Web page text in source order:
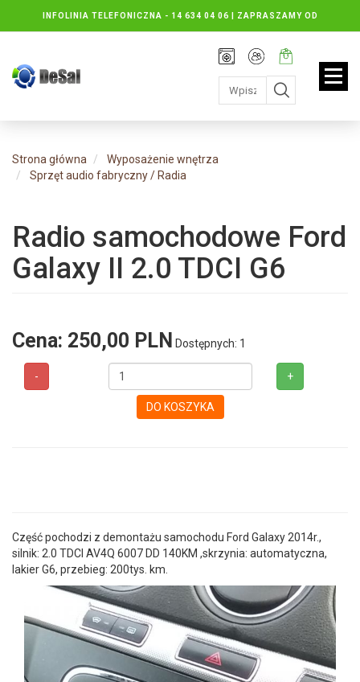
INFOLINIA TELEFONICZNA - 14 634 04 06 | ZAPRASZAMY OD
PONIEDZIAŁKU DO PIĄTKU : 8.30 DO 16.30, SOBOTY: 8.30 DO 13.00
Rejestracja
Moje
konto
Twój
koszyk:
jest
pusty
Strona główna
Wyposażenie wnętrza
Sprzęt audio fabryczny / Radia
Radio samochodowe Ford
Galaxy II 2.0 TDCI G6
Cena: 250,00 PLN Dostępnych: 1
- +
DO KOSZYKA
Część pochodzi z demontażu samochodu Ford Galaxy 2014r.,
silnik: 2.0 TDCI AV4Q 6007 DD 140KM ,skrzynia: automatyczna,
lakier G6, przebieg: 200tys. km.